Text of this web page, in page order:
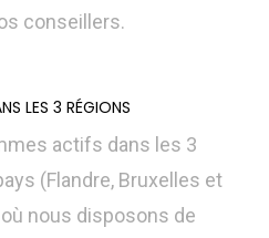
conseillers.
LES 3 RÉGIONS
actifs dans les 3
(Flandre, Bruxelles et
nous disposons de